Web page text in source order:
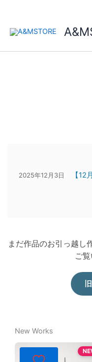
2025年12月3日
【
まだ作品のお引っ越し
ご
New Works